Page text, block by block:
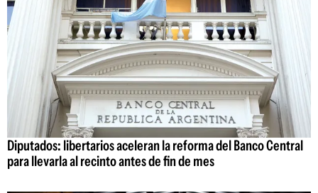
Diputados: libertarios aceleran la reforma del Banco Central
para llevarla al recinto antes de fin de mes